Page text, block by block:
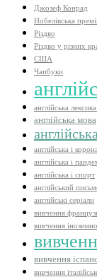
Джозеф Конрад
Нобелівська
Різдво
Різдво у різних
США
Чапбуки
англійська
англійська мова
англійська і
англійська і
англійська і спорт
англійський
англійські серіали
вивчення
вивчення
вивчення
вивчення